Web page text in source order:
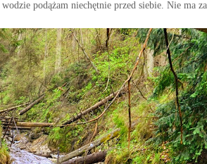
wodzie podążam niechętnie przed siebie. Nie ma